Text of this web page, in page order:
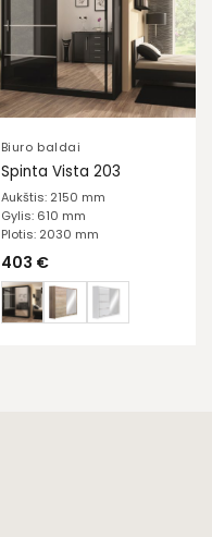
Biuro baldai
Spinta Vista 203
Aukštis: 2150 mm
Gylis: 610 mm
Plotis: 2030 mm
403 €